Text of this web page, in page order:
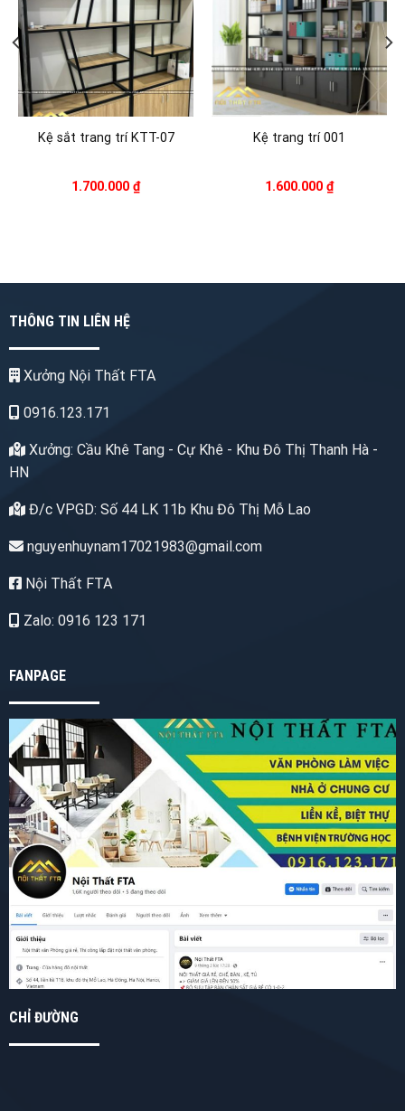
Kệ sắt trang trí KTT-07
1.700.000 ₫
Kệ trang trí 001
1.600.000 ₫
THÔNG TIN LIÊN HỆ
Xưởng Nội Thất FTA
0916.123.171
Xưởng: Cầu Khê Tang - Cự Khê - Khu Đô Thị Thanh Hà -
HN
Đ/c VPGD: Số 44 LK 11b Khu Đô Thị Mỗ Lao
nguyenhuynam17021983@gmail.com
Nội Thất FTA
Zalo: 0916 123 171
FANPAGE
CHỈ ĐƯỜNG